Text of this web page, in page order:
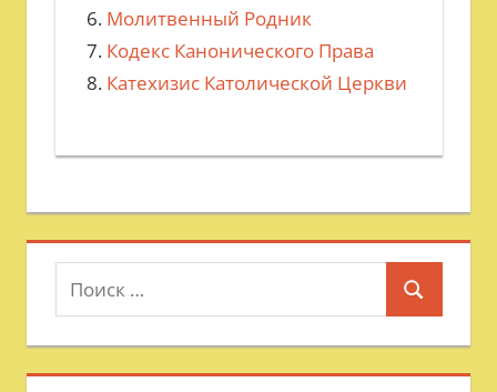
Молитвенный Родник
Кодекс Канонического Права
Катехизис Католической Церкви
Поиск
для:
Поиск